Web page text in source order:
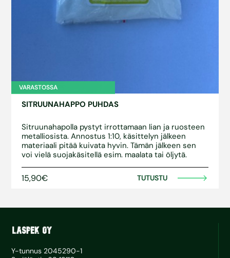
VARASTOSSA
SITRUUNAHAPPO PUHDAS
Sitruunahapolla pystyt irrottamaan lian ja ruosteen
metalliosista. Annostus 1:10, käsittelyn jälkeen
materiaali pitää kuivata hyvin. Tämän jälkeen sen
voi vielä suojakäsitellä esim. maalata tai öljytä.
15,90€ TUTUSTU
Y-tunnus 2045290-1